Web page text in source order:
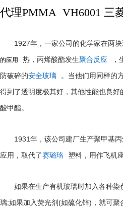
代理PMMA VH6001 三
1927年，一家公司的化学家在两
的应用 热，丙烯酸酯发生聚合反应 ，
防破碎的安全玻璃 。当他们用同样的
得到了透明度极其好，其他性能也良
酸甲酯。
1931 年，该公司建厂生产聚甲基
应用，取代了赛璐珞 塑料，用作飞机
如果在生产有机玻璃时加入各种
璃;如果加入荧光剂 (如硫化锌) ，就可